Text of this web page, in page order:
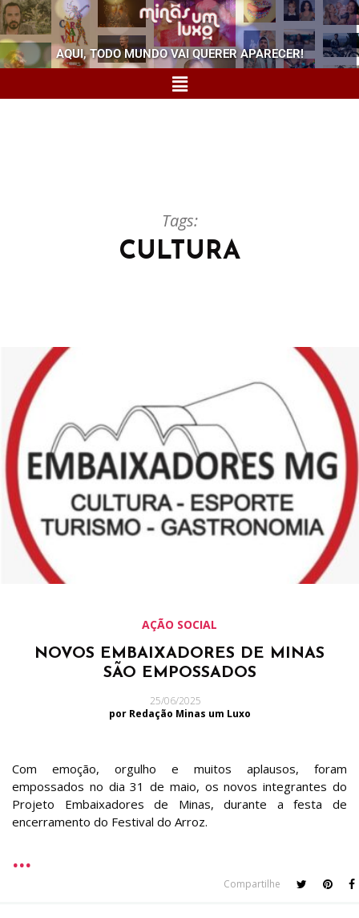
AQUI, TODO MUNDO VAI QUERER APARECER!
Tags:
CULTURA
AÇÃO SOCIAL
NOVOS EMBAIXADORES DE MINAS
SÃO EMPOSSADOS
25/06/2025
por Redação Minas um Luxo
Com emoção, orgulho e muitos aplausos, foram
empossados no dia 31 de maio, os novos integrantes do
Projeto Embaixadores de Minas, durante a festa de
encerramento do Festival do Arroz.
Compartilhe